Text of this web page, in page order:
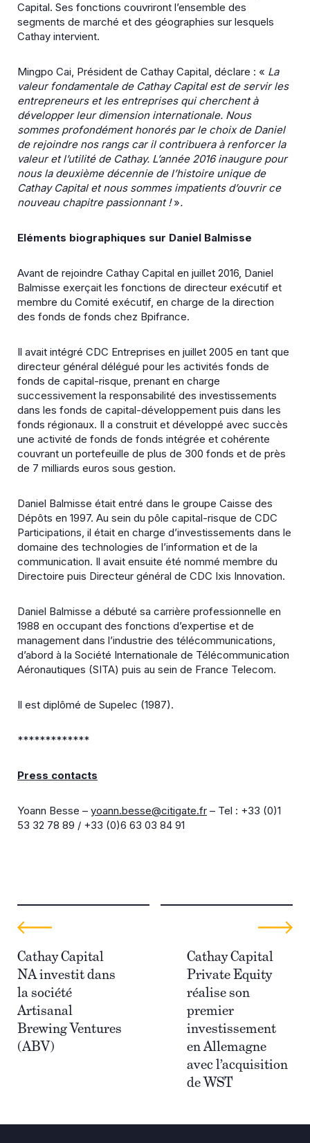
Capital. Ses fonctions couvriront l’ensemble des
segments de marché et des géographies sur lesquels
Cathay intervient.
Mingpo Cai, Président de Cathay Capital, déclare : « La
valeur fondamentale de Cathay Capital est de servir les
entrepreneurs et les entreprises qui cherchent à
développer leur dimension internationale. Nous
sommes profondément honorés par le choix de Daniel
de rejoindre nos rangs car il contribuera à renforcer la
valeur et l’utilité de Cathay. L’année 2016 inaugure pour
nous la deuxième décennie de l’histoire unique de
Cathay Capital et nous sommes impatients d’ouvrir ce
nouveau chapitre passionnant !».
Eléments biographiques sur Daniel Balmisse
Avant de rejoindre Cathay Capital en juillet 2016, Daniel
Balmisse exerçait les fonctions de directeur exécutif et
membre du Comité exécutif, en charge de la direction
des fonds de fonds chez Bpifrance.
Il avait intégré CDC Entreprises en juillet 2005 en tant que
directeur général délégué pour les activités fonds de
fonds de capital-risque, prenant en charge
successivement la responsabilité des investissements
dans les fonds de capital-développement puis dans les
fonds régionaux. Il a construit et développé avec succès
une activité de fonds de fonds intégrée et cohérente
couvrant un portefeuille de plus de 300 fonds et de près
de 7 milliards euros sous gestion.
Daniel Balmisse était entré dans le groupe Caisse des
Dépôts en 1997. Au sein du pôle capital-risque de CDC
Participations, il était en charge d’investissements dans le
domaine des technologies de l’information et de la
communication. Il avait ensuite été nommé membre du
Directoire puis Directeur général de CDC Ixis Innovation.
Daniel Balmisse a débuté sa carrière professionnelle en
1988 en occupant des fonctions d’expertise et de
management dans l’industrie des télécommunications,
d’abord à la Société Internationale de Télécommunication
Aéronautiques (SITA) puis au sein de France Telecom.
Il est diplômé de Supelec (1987).
*************
Press contacts
Yoann Besse – yoann.besse@citigate.fr – Tel : +33 (0)1
53 32 78 89 / +33 (0)6 63 03 84 91
Cathay Capital
NA investit dans
la société
Artisanal
Brewing Ventures
(ABV)
Cathay Capital
Private Equity
réalise son
premier
investissement
en Allemagne
avec l’acquisition
de WST